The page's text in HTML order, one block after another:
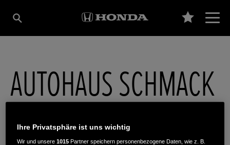
AUTOHAUS SCHMACK
GMBH
Ihre Privatsphäre ist uns wichtig
Wir und unsere1015 Partner speichern personenbezogene Daten, wie z. B.